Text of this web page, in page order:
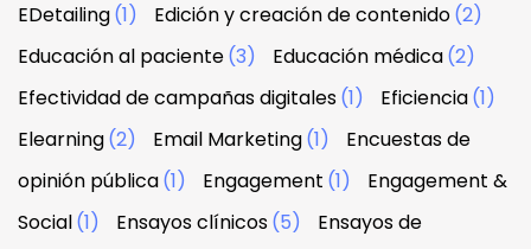
EDetailing(1) Edición y creación de contenido(2)
Educación al paciente(3) Educación médica(2)
Efectividad de campañas digitales(1) Eficiencia(1)
Elearning(2) Email Marketing(1)
Encuestas de
opinión pública(1) Engagement (1)
Engagement &
Social(1) Ensayos clínicos(5)
Ensayos de